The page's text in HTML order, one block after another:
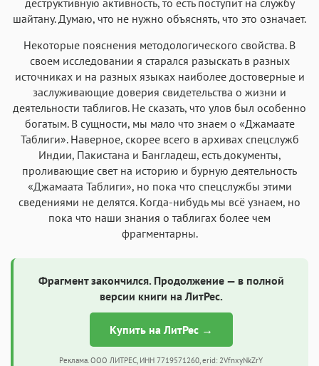
шайтану. Думаю, что не нужно объяснять, что это означает.
Некоторые пояснения методологического свойства. В
своем исследовании я старался разыскать в разных
источниках и на разных языках наиболее достоверные и
заслуживающие доверия свидетельства о жизни и
деятельности таблигов. Не сказать, что улов был особенно
богатым. В сущности, мы мало что знаем о «Джамаате
Таблиги». Наверное, скорее всего в архивах спецслужб
Индии, Пакистана и Бангладеш, есть документы,
проливающие свет на историю и бурную деятельность
«Джамаата Таблиги», но пока что спецслужбы этими
сведениями не делятся. Когда-нибудь мы всё узнаем, но
пока что наши знания о таблигах более чем
фрагментарны.
Фрагмент закончился. Продолжение — в полной
версии книги на ЛитРес.
Купить на ЛитРес →
Реклама. ООО ЛИТРЕС, ИНН 7719571260, erid: 2VfnxyNkZrY